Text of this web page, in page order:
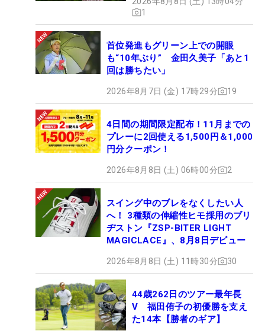
1
首位発進もグリーン上での開眼
も“10年ぶり” 金田久美子「あと1
回は勝ちたい」
2026年8月7日 (金) 17時29分 19
4日間の期間限定配布！11月までの
プレーに2回使える1,500円＆1,000
円分クーポン！
2026年8月8日 (土) 06時00分 2
スイング中のブレをなくしたい人
へ！ 3種類の伸縮性ヒモ採用のブリ
ヂストン『ZSP-BITER LIGHT
MAGICLACE』、8月8日デビュー
2026年8月8日 (土) 11時30分 30
44歳262日のツアー最年長
V 福田侑子の初優勝を支え
た14本【勝者のギア】